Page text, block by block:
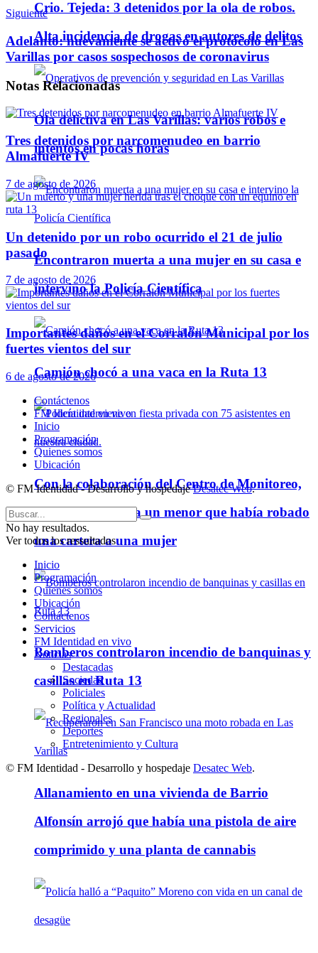
Crio. Tejeda: 3 detenidos por la ola de robos.
Alta incidencia de drogas en autores de delitos
Ola delictiva en Las Varillas: varios robos e
intentos en pocas horas
Encontraron muerta a una mujer en su casa e
intervino la Policía Científica
Camión chocó a una vaca en la Ruta 13
Con la colaboración del Centro de Monitoreo,
la Policía detuvo a un menor que había robado
una cartera a una mujer
Bomberos controlaron incendio de banquinas y
casillas en Ruta 13
Allanamiento en una vivienda de Barrio
Alfonsín arrojó que había una pistola de aire
comprimido y una planta de cannabis
Siguiente
Adelanto: nuevamente se activó el protocolo en Las
Varillas por casos sospechosos de coronavirus
Notas Relacionadas
Tres detenidos por narcomenudeo en barrio
Almafuerte IV
7 de agosto de 2026
Un detenido por un robo ocurrido el 21 de julio
pasado
7 de agosto de 2026
Importantes daños en el Corralón Municipal por los
fuertes vientos del sur
6 de agosto de 2026
Contáctenos
FM Identidad en vivo
Inicio
Programación
Quienes somos
Ubicación
© FM Identidad - Desarrollo y hospedajeDesatec Web.
No hay resultados.
Ver todos los ressultados
Inicio
Programación
Quienes somos
Ubicación
Contáctenos
Servicios
FM Identidad en vivo
Noticias
Destacadas
Sociedad
Policiales
Política y Actualidad
Regionales
Deportes
Entretenimiento y Cultura
© FM Identidad - Desarrollo y hospedaje Desatec Web.